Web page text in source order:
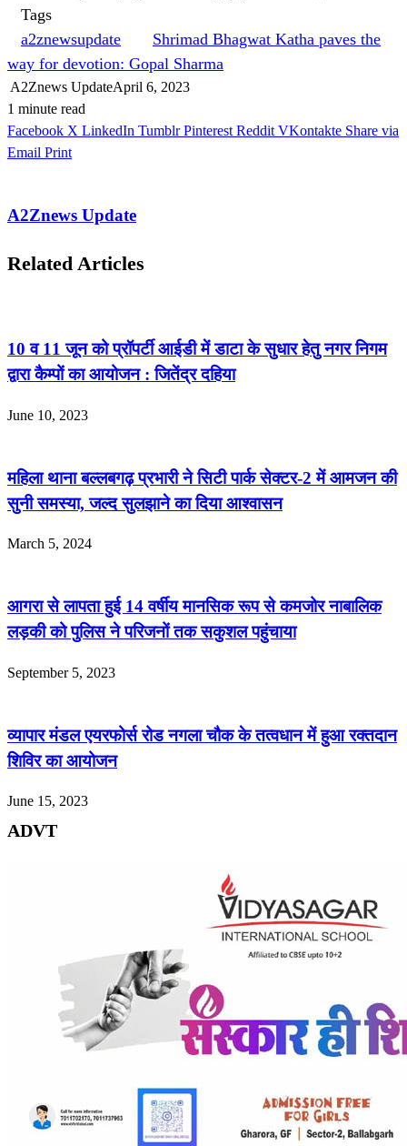
Tags
a2znewsupdate
Shrimad Bhagwat Katha paves the
way for devotion: Gopal Sharma
A2Znews UpdateApril 6, 2023
1 minute read
Facebook X LinkedIn Tumblr Pinterest Reddit VKontakte Share via
Email Print
A2Znews Update
Related Articles
10 व 11 जून को प्रॉपर्टी आईडी में डाटा के सुधार हेतु नगर निगम
द्वारा कैम्पों का आयोजन : जितेंद्र दहिया
June 10, 2023
महिला थाना बल्लबगढ़ प्रभारी ने सिटी पार्क सेक्टर-2 में आमजन की
सुनी समस्या, जल्द सुलझाने का दिया आश्वासन
March 5, 2024
आगरा से लापता हुई 14 वर्षीय मानसिक रूप से कमजोर नाबालिक
लड़की को पुलिस ने परिजनों तक सकुशल पहुंचाया
September 5, 2023
व्यापार मंडल एयरफोर्स रोड नगला चौक के तत्वधान में हुआ रक्तदान
शिविर का आयोजन
June 15, 2023
ADVT